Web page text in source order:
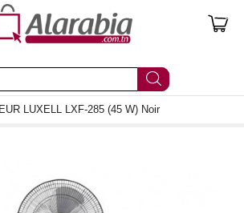
0
LUXELL LXF-285 (45 W) Noir